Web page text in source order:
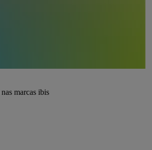
nas marcas ibis